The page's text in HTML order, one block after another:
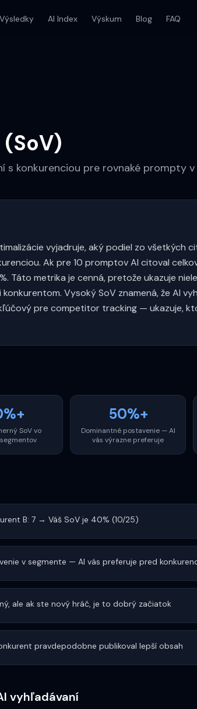
Výsledky AI Index Výskum Blog FAQ
s konkurenciou pre rovnaké prompty
vyjadruje, aký podiel zo všetkých
Ak pre 10 promptov AI citoval
Táto metrika je cenná, pretože ukazuje
Vysoký SoV znamená, že AI
pre competitor tracking — ukazuje,
SoV vo
50%+
Dominantné postavenie — AI
vás výrazne preferuje
B: 7 → Váš SoV je 40% (10/25)
v segmente — AI vás preferuje pred
ale ak ste nový hráč, je to dobrý začiatok
pravdepodobne publikoval lepší obsah
vyhľadávaní